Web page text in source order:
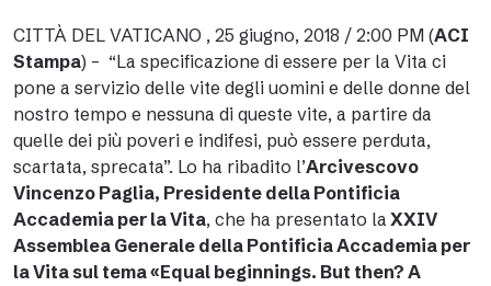
CITTÀ DEL VATICANO , 25 giugno, 2018 / 2:00 PM (ACI
Stampa) – “La specificazione di essere per la Vita ci
pone a servizio delle vite degli uomini e delle donne del
nostro tempo e nessuna di queste vite, a partire da
quelle dei più poveri e indifesi, può essere perduta,
scartata, sprecata”. Lo ha ribadito l’Arcivescovo
Vincenzo Paglia, Presidente della Pontificia
Accademia per la Vita, che ha presentato la XXIV
Assemblea Generale della Pontificia Accademia per
la Vita sul tema «Equal beginnings. But then? A